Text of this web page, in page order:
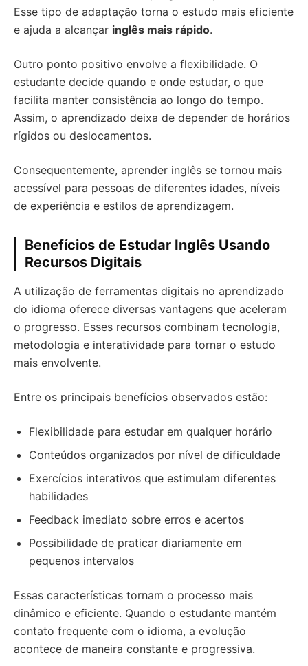
Esse tipo de adaptação torna o estudo mais eficiente
e ajuda a alcançar inglês mais rápido.
Outro ponto positivo envolve a flexibilidade. O
estudante decide quando e onde estudar, o que
facilita manter consistência ao longo do tempo.
Assim, o aprendizado deixa de depender de horários
rígidos ou deslocamentos.
Consequentemente, aprender inglês se tornou mais
acessível para pessoas de diferentes idades, níveis
de experiência e estilos de aprendizagem.
Benefícios de Estudar Inglês Usando
Recursos Digitais
A utilização de ferramentas digitais no aprendizado
do idioma oferece diversas vantagens que aceleram
o progresso. Esses recursos combinam tecnologia,
metodologia e interatividade para tornar o estudo
mais envolvente.
Entre os principais benefícios observados estão:
Flexibilidade para estudar em qualquer horário
Conteúdos organizados por nível de dificuldade
Exercícios interativos que estimulam diferentes
habilidades
Feedback imediato sobre erros e acertos
Possibilidade de praticar diariamente em
pequenos intervalos
Essas características tornam o processo mais
dinâmico e eficiente. Quando o estudante mantém
contato frequente com o idioma, a evolução
acontece de maneira constante e progressiva.